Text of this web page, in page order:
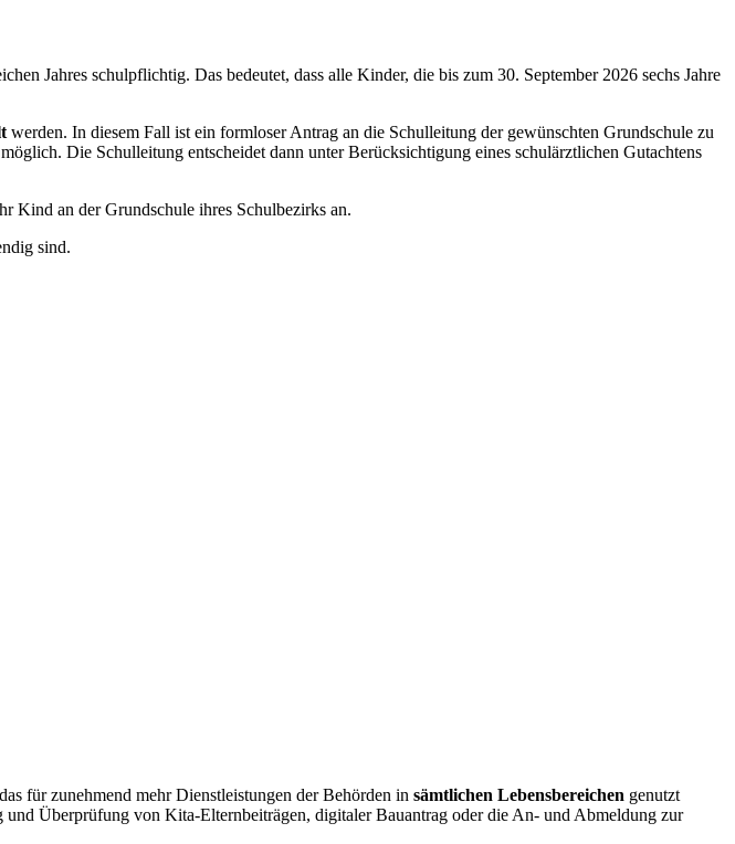
Jahres schulpflichtig. Das bedeutet, dass alle Kinder, die bis zum 30. September 2026 sechs Jahre
werden. In diesem Fall ist ein formloser Antrag an die Schulleitung der gewünschten Grundschule zu
möglich. Die Schulleitung entscheidet dann unter Berücksichtigung eines schulärztlichen Gutachtens
Kind an der Grundschule ihres Schulbezirks an.
sind.
für zunehmend mehr Dienstleistungen der Behörden in sämtlichen Lebensbereichen genutzt
Überprüfung von Kita-Elternbeiträgen, digitaler Bauantrag oder die An- und Abmeldung zur